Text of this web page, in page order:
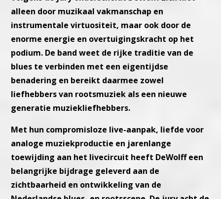
alleen door muzikaal vakmanschap en
instrumentale virtuositeit, maar ook door de
enorme energie en overtuigingskracht op het
podium. De band weet de rijke traditie van de
blues te verbinden met een eigentijdse
benadering en bereikt daarmee zowel
liefhebbers van rootsmuziek als een nieuwe
generatie muziekliefhebbers.
Met hun compromisloze live-aanpak, liefde voor
analoge muziekproductie en jarenlange
toewijding aan het livecircuit heeft DeWolff een
belangrijke bijdrage geleverd aan de
zichtbaarheid en ontwikkeling van de